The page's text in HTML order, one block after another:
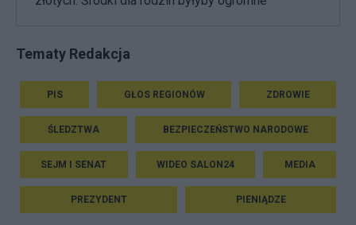
Tematy Redakcja
PIS GŁOS REGIONÓW ZDROWIE
ŚLEDZTWA BEZPIECZEŃSTWO NARODOWE
SEJM I SENAT WIDEO SALON24 MEDIA
PREZYDENT PIENIĄDZE